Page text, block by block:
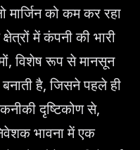
को कम कर रहा
में कंपनी की भारी
विशेष रूप से मानसून
है, जिसने पहले ही
दृष्टिकोण से,
भावना में एक